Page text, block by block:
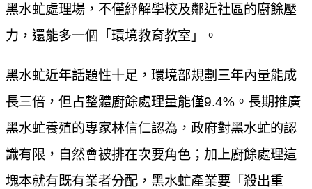
黑水虻處理場，不僅紓解學校及鄰近社區的廚餘壓
力，還能多一個「環境教育教室」。
黑水虻近年話題性十足，環境部規劃三年內量能成
長三倍，但占整體廚餘處理量能僅9.4%。長期推廣
黑水虻養殖的專家林信仁認為，政府對黑水虻的認
識有限，自然會被排在次要角色；加上廚餘處理這
塊本就有既有業者分配，黑水虻產業要「殺出重